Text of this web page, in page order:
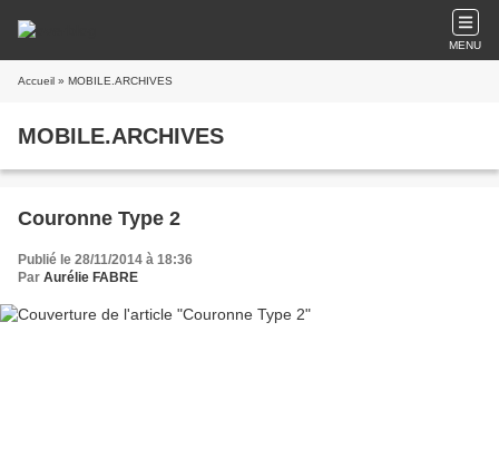
MENU
Accueil » MOBILE.ARCHIVES
MOBILE.ARCHIVES
Couronne Type 2
Publié le 28/11/2014 à 18:36
Par Aurélie FABRE